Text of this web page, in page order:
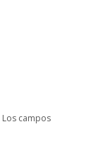
Los campos